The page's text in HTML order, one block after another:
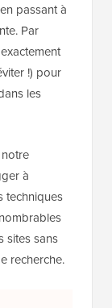
passant à
Par
!) pour
les
à
techniques
sites sans
recherche.